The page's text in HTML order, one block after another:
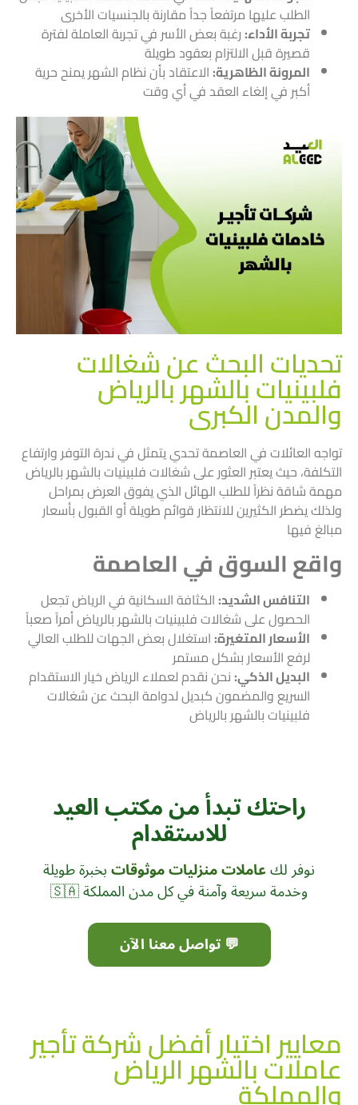
الطلب عليها مرتفعاً جداً مقارنة بالجنسيات الأخرى
تجربة الأداء:رغبة بعض الأسر في تجربة العاملة لفترة
قصيرة قبل الالتزام بعقود طويلة
المرونة الظاهرية:الاعتقاد بأن نظام الشهر يمنح حرية
أكبر في إلغاء العقد في أي وقت
تحديات البحث عن شغالات
فلبينيات بالشهر بالرياض
والمدن الكبرى
تواجه العائلات في العاصمة تحدي يتمثل في ندرة التوفر وارتفاع
التكلفة، حيث يعتبر العثور على شغالات فلبينيات بالشهر بالرياض
مهمة شاقة نظراً للطلب الهائل الذي يفوق العرض بمراحل
ولذلك يضطر الكثيرين للانتظار قوائم طويلة أو القبول بأسعار
مبالغ فيها
واقع السوق في العاصمة
التنافس الشديد:الكثافة السكانية في الرياض تجعل
الحصول على شغالات فلبينيات بالشهر بالرياض أمراً صعباً
الأسعار المتغيرة:استغلال بعض الجهات للطلب العالي
لرفع الأسعار بشكل مستمر
البديل الذكي:نحن نقدم لعملاء الرياض خيار الاستقدام
السريع والمضمون كبديل لدوامة البحث عن شغالات
فلبينيات بالشهر بالرياض
راحتك تبدأ من مكتب العيد
للاستقدام
نوفر لكعاملات منزليات موثوقاتبخبرة طويلة
وخدمة سريعة وآمنة في كل مدن المملكة 🇸🇦
💬 تواصل معنا الآن
معايير اختيار أفضل شركة تأجير
عاملات بالشهر الرياض
والمملكة